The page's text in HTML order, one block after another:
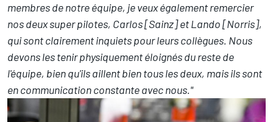
membres de notre équipe, je veux également remercier
nos deux super pilotes, Carlos [Sainz] et Lando [Norris],
qui sont clairement inquiets pour leurs collègues. Nous
devons les tenir physiquement éloignés du reste de
l'équipe, bien qu'ils aillent bien tous les deux, mais ils sont
en communication constante avec nous."